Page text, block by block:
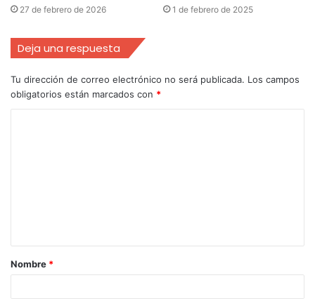
27 de febrero de 2026 1 de febrero de 2025
Deja una respuesta
Tu dirección de correo electrónico no será publicada. Los campos
obligatorios están marcados con *
Nombre *